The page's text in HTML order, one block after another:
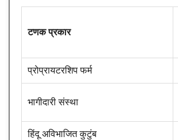
टणक प्रकार
प्रोप्रायटरशिप फर्म
भागीदारी संस्था
हिंदू अविभाजित कुटुंब